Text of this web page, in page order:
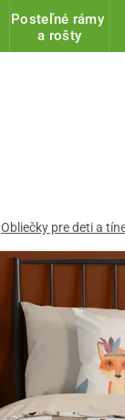
Posteľné rámy
a rošty
Obliečky pre deti a